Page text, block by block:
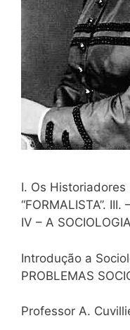
I. Os Historiadores
“FORMALISTA”.
IV – A
Introdução a
PROBLEMAS
Professor A.